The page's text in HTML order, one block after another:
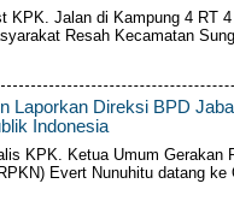
KPK. Jalan di Kampung 4 RT
Resah Kecamatan
Laporkan Direksi BPD
Indonesia
KPK. Ketua Umum Gerakan
Evert Nunuhitu datang ke